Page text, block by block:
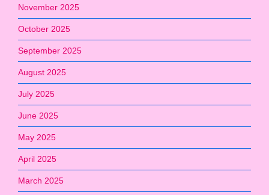
November 2025
October 2025
September 2025
August 2025
July 2025
June 2025
May 2025
April 2025
March 2025